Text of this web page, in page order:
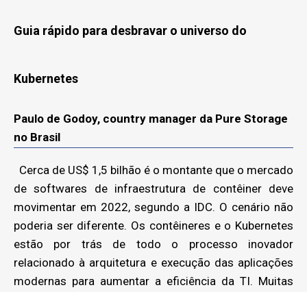
Guia rápido para desbravar o universo do
Kubernetes
Paulo de Godoy, country manager da Pure Storage
no Brasil
Cerca de US$ 1,5 bilhão é o montante que o mercado
de softwares de infraestrutura de contêiner deve
movimentar em 2022, segundo a IDC. O cenário não
poderia ser diferente. Os contêineres e o Kubernetes
estão por trás de todo o processo inovador
relacionado à arquitetura e execução das aplicações
modernas para aumentar a eficiência da TI. Muitas